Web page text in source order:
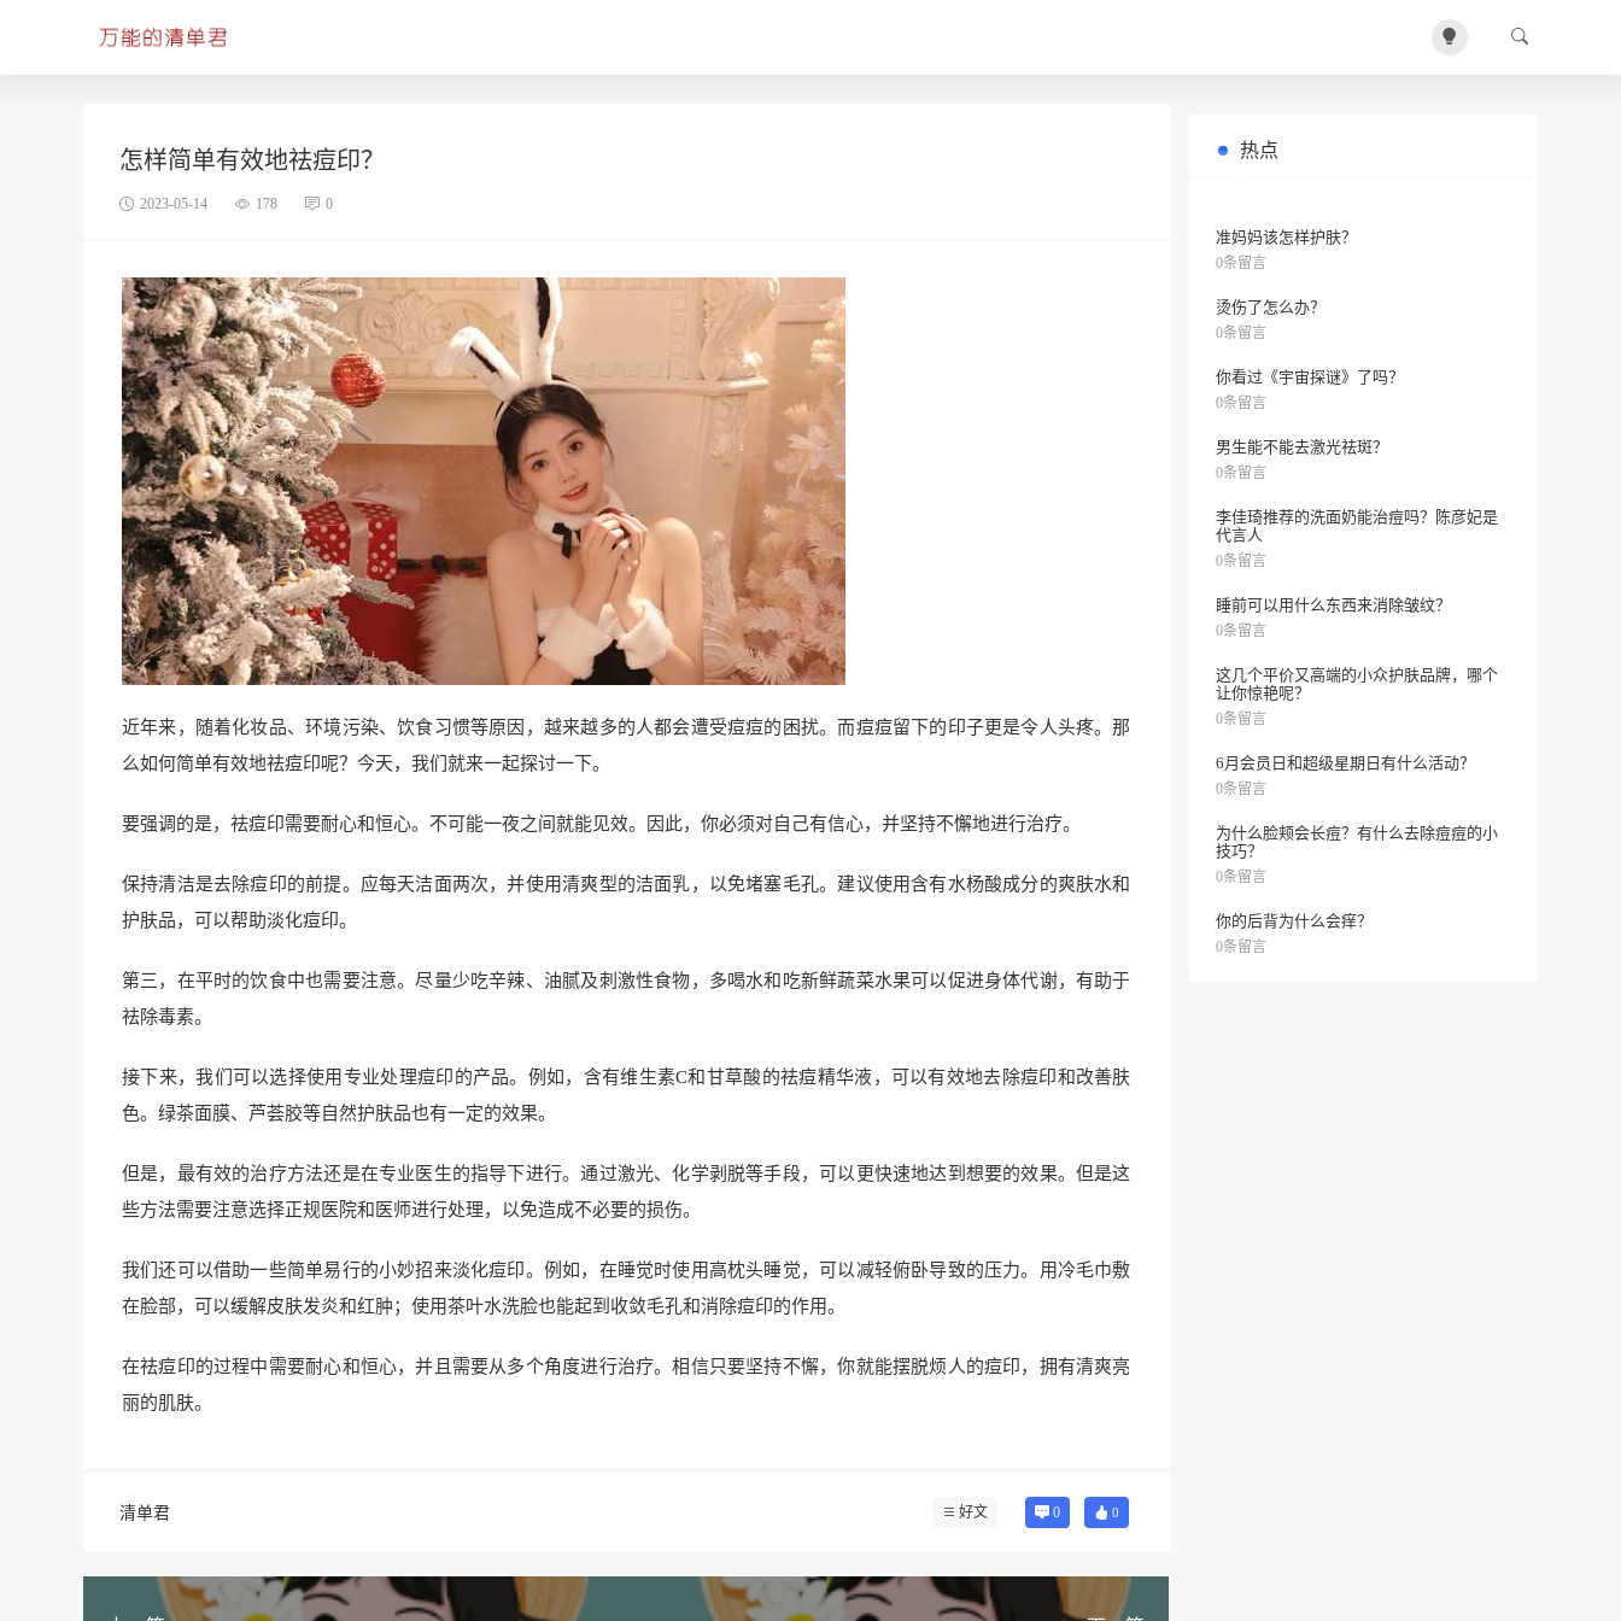
怎样简单有效地祛痘印？
2023-05-14 178 0
近年来，随着化妆品、环境污染、饮食习惯等原因，越来越多的人都会遭受痘痘的困扰。而痘痘留下的印子更是令人头疼。那
么如何简单有效地祛痘印呢？今天，我们就来一起探讨一下。
要强调的是，祛痘印需要耐心和恒心。不可能一夜之间就能见效。因此，你必须对自己有信心，并坚持不懈地进行治疗。
保持清洁是去除痘印的前提。应每天洁面两次，并使用清爽型的洁面乳，以免堵塞毛孔。建议使用含有水杨酸成分的爽肤水和
护肤品，可以帮助淡化痘印。
第三，在平时的饮食中也需要注意。尽量少吃辛辣、油腻及刺激性食物，多喝水和吃新鲜蔬菜水果可以促进身体代谢，有助于
祛除毒素。
接下来，我们可以选择使用专业处理痘印的产品。例如，含有维生素C和甘草酸的祛痘精华液，可以有效地去除痘印和改善肤
色。绿茶面膜、芦荟胶等自然护肤品也有一定的效果。
但是，最有效的治疗方法还是在专业医生的指导下进行。通过激光、化学剥脱等手段，可以更快速地达到想要的效果。但是这
些方法需要注意选择正规医院和医师进行处理，以免造成不必要的损伤。
我们还可以借助一些简单易行的小妙招来淡化痘印。例如，在睡觉时使用高枕头睡觉，可以减轻俯卧导致的压力。用冷毛巾敷
在脸部，可以缓解皮肤发炎和红肿；使用茶叶水洗脸也能起到收敛毛孔和消除痘印的作用。
在祛痘印的过程中需要耐心和恒心，并且需要从多个角度进行治疗。相信只要坚持不懈，你就能摆脱烦人的痘印，拥有清爽亮
丽的肌肤。
清单君 好文 0 0
热点
准妈妈该怎样护肤？
0条留言
烫伤了怎么办？
0条留言
你看过《宇宙探谜》了吗？
0条留言
男生能不能去激光祛斑？
0条留言
李佳琦推荐的洗面奶能治痘吗？陈彦妃是
代言人
0条留言
睡前可以用什么东西来消除皱纹？
0条留言
这几个平价又高端的小众护肤品牌，哪个
让你惊艳呢？
0条留言
6月会员日和超级星期日有什么活动？
0条留言
为什么脸颊会长痘？有什么去除痘痘的小
技巧？
0条留言
你的后背为什么会痒？
0条留言